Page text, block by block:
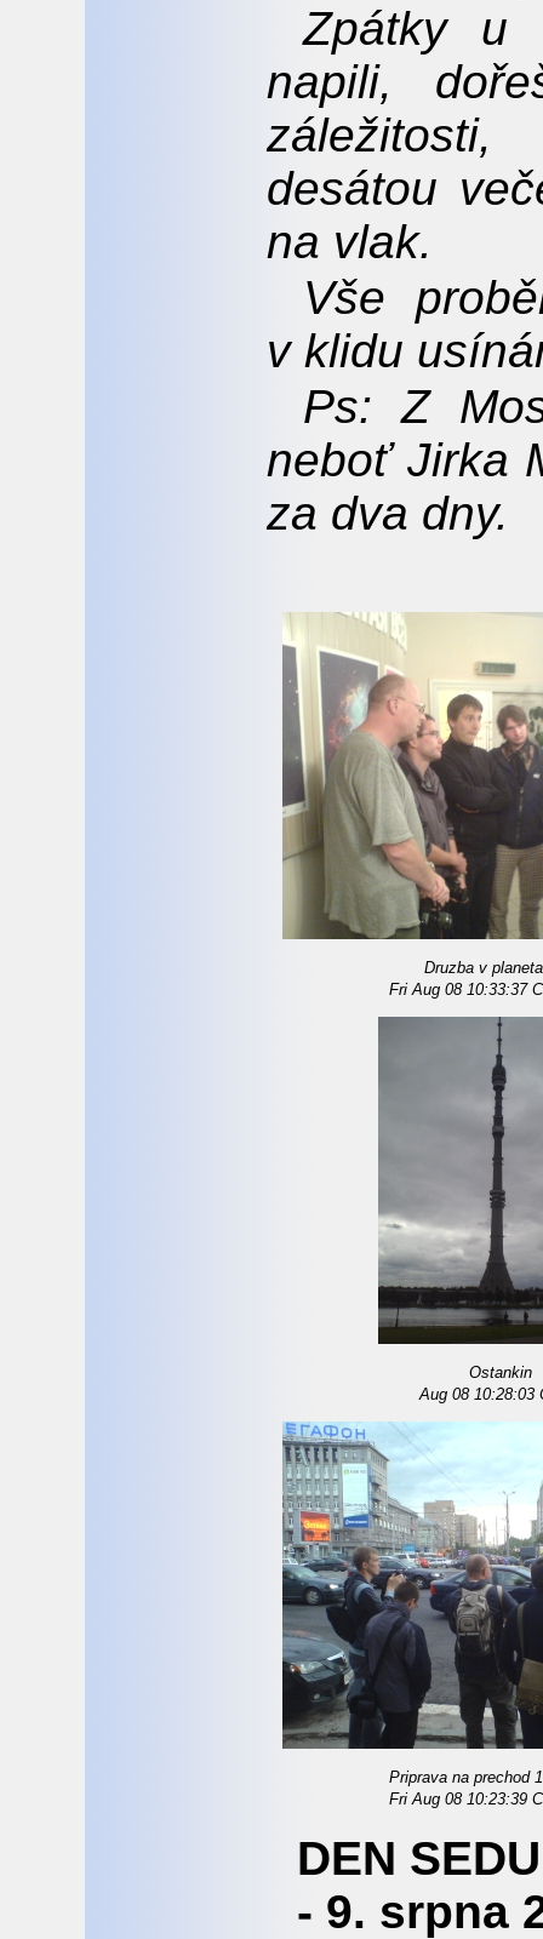
Zpátky u
napili,
desátou
na vlak.
Vše
v klidu
Ps: Z
neboť Jirka
za dva dny.
Druzba v
Fri Aug 08 10:33:37
Ostankin
Aug 08 10:28:03
Priprava na prechod
Fri Aug 08 10:23:39
DEN
- 9. srpna